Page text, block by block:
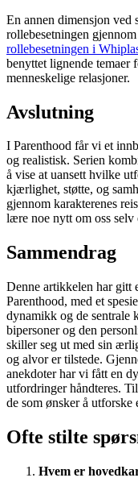
En annen dimensjon ved
rollebesetningen
rollebesetningen i
benyttet lignende temaer
menneskelige relasjoner.
Avslutning
I Parenthood får vi et
og realistisk. Serien
å vise at uansett hvilke
kjærlighet, støtte, og
gjennom karakterenes
lære noe nytt om oss
Sammendrag
Denne artikkelen har gitt
Parenthood, med et
dynamikk og de sentrale
bipersoner og den
skiller seg ut med sin
og alvor er tilstede.
anekdoter har vi fått en
utfordringer håndteres.
de som ønsker å utforske
Ofte stilte
Hvem er